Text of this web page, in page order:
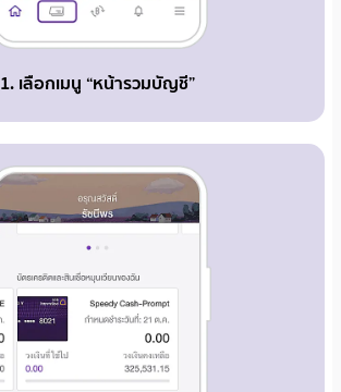
1. เลือกเมนู “หน้ารวมบัญชี”